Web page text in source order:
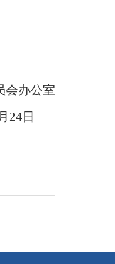
会办公室
月24日